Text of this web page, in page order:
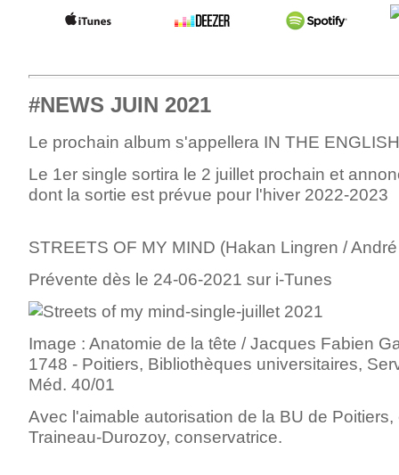
#NEWS JUIN 2021
Le prochain album s'appellera IN THE
Le 1er single sortira le 2 juillet prochain et
dont la sortie est prévue pour l'hiver 2022-2023
STREETS OF MY MIND (Hakan Lingren /
Prévente dès le 24-06-2021 sur i-Tunes
Image : Anatomie de la tête / Jacques Fabien
1748 - Poitiers, Bibliothèques universitaires,
Méd. 40/01
Avec l'aimable autorisation de la BU de Poitiers,
Traineau-Durozoy, conservatrice.